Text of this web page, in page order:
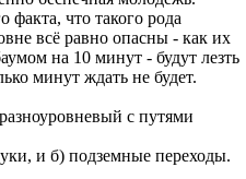
факта, что такого рода
всё равно опасны - как их
на 10 минут - будут лезть
минут ждать не будет.
с путями
и б) подземные переходы.